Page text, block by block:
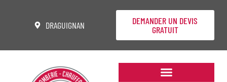
DRAGUIGNAN
DEMANDER UN DEVIS
GRATUIT